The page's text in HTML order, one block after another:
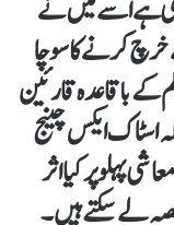
ہے اسے میں نے
کرنے کا سوچا
کے باقاعدہ قارئین
اسٹاک ایکس چینج
پہلو پر کیا اثر
لے سکتے ہیں۔